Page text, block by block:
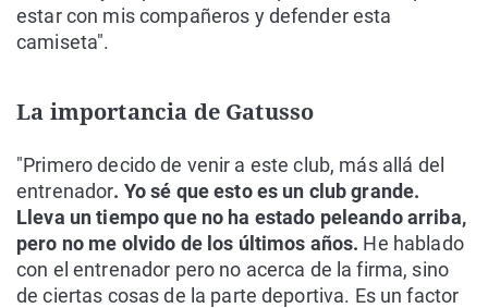
estar con mis compañeros y defender esta
camiseta".
La importancia de Gatusso
"Primero decido de venir a este club, más allá del
entrenador. Yo sé que esto es un club grande.
Lleva un tiempo que no ha estado peleando arriba,
pero no me olvido de los últimos años. He hablado
con el entrenador pero no acerca de la firma, sino
de ciertas cosas de la parte deportiva. Es un factor